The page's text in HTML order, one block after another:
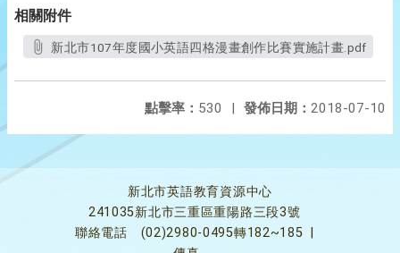
相關附件
新北市107年度國小英語四格漫畫創作比賽實施計畫.pdf
發佈日期： 2018-07-10
點擊率： 530 |
新北市英語教育資源中心
241035新北市三重區重陽路三段3號
聯絡電話
(02)2980-0495轉182~185